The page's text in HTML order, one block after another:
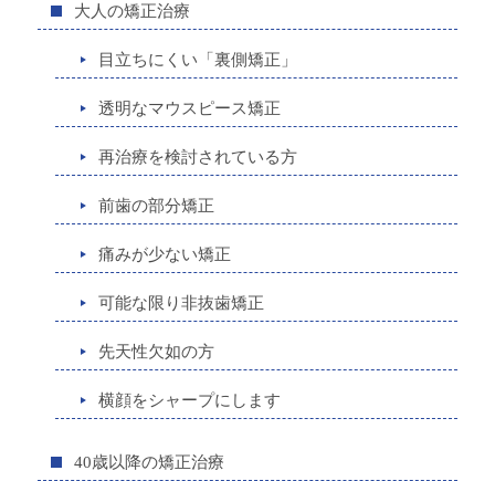
大人の矯正治療
目立ちにくい「裏側矯正」
透明なマウスピース矯正
再治療を検討されている方
前歯の部分矯正
痛みが少ない矯正
可能な限り非抜歯矯正
先天性欠如の方
横顔をシャープにします
40歳以降の矯正治療